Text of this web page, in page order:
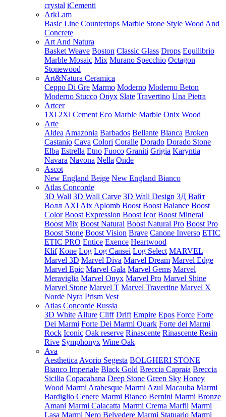
crystal iCementi
ArkLam
Basic Line Countertops Marble Stone Style Wood And
Concrete
Art And Natura
Basket Weave Boston Classic Glass Drops Equilibrio
Marble Mosaic Mix Murano Specchio Octagon
Stonewood
Art&Natura Ceramica
Ceppo Di Gre Marmo Moderno Moderno Beton
Moderno Stucco Onyx Slate Travertino Una Pietra
Artcer
1Xl 2Xl Cement Eco Marble Marble Onix Wood
Arte
Aldea Amazonia Barbados Bellante Blanca Broken
Castanio Cava Colori Coralle Dorado Dorado Stone
Elba Estrella Etno Fuoco Graniti Grigia Karyntia
Navara Navona Nella Onde
Ascot
New England Beige New England Bianco
Atlas Concorde
3D Wall 3D Wall Carve 3D Wall Design 3Д Вайт
Волл AXI Aix Aplomb Boost Boost Balance Boost
Color Boost Expression Boost Icor Boost Mineral
Boost Mix Boost Natural Boost Natural Pro Boost Pro
Boost Stone Boost Vision Brave Canone Inverso ETIC
ETIC PRO Entice Exence Heartwood
Klif Kone Log Log Cansei Log Select MARVEL
Marvel 3D Marvel Diva Marvel Dream Marvel Edge
Marvel Epic Marvel Gala Marvel Gems Marvel
Meraviglia Marvel Onyx Marvel Pro Marvel Shine
Marvel Stone Marvel T Marvel Travertine Marvel X
Norde Nyra Prism Vest
Atlas Concorde Russia
3D White Allure Cliff Drift Empire Epos Force Forte
Dei Marmi Forte Dei Marmi Quark Forte dei Marmi
Rock Iconic Oak reserve Rinascente Rinascente Resin
Rive Symphonyx Wine Oak
Ava
Aesthetica Avorio Segesta BOLGHERI STONE
Bianco Imperiale Black Gold Breccia Capraia Breccia
Sicilia Copacabana Deep Stone Green Sky Honey
Wood Marmi Arabesque Marmi Azul Macauba Marmi
Bardiglio Cenere Marmi Bianco Bernini Marmi Bronze
Amani Marmi Calacatta Marmi Crema Marfil Marmi
Lasa Marmi Nero Belvedere Marmi Statuario Marmi